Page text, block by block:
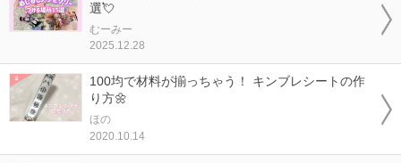
選💘
むーみー
2025.12.28
100均で材料が揃っちゃう！ キンブレシートの作
り方🌼
ほの
2020.10.14